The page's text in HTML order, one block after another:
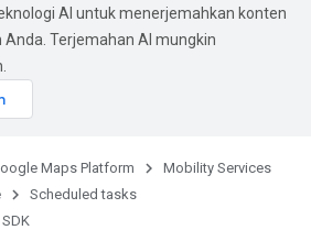
AI untuk menerjemahkan konten
Anda. Terjemahan AI mungkin
Maps Platform
Mobility Services
Scheduled tasks